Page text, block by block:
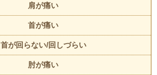
肩が痛い
首が痛い
首が回らない/回しづらい
肘が痛い